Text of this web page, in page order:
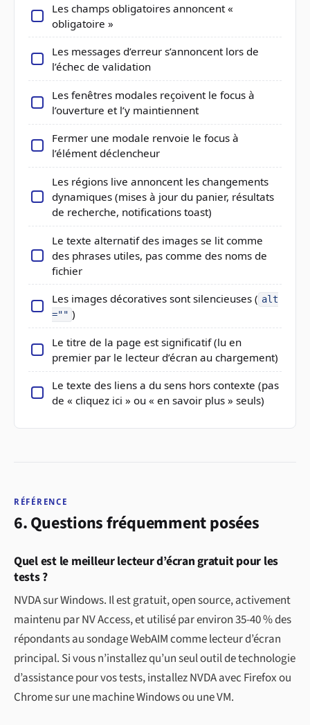
Les champs obligatoires annoncent «
obligatoire »
Les messages d’erreur s’annoncent lors de
l’échec de validation
Les fenêtres modales reçoivent le focus à
l’ouverture et l’y maintiennent
Fermer une modale renvoie le focus à
l’élément déclencheur
Les régions live annoncent les changements
dynamiques (mises à jour du panier, résultats
de recherche, notifications toast)
Le texte alternatif des images se lit comme
des phrases utiles, pas comme des noms de
fichier
Les images décoratives sont silencieuses ( alt
="" )
Le titre de la page est significatif (lu en
premier par le lecteur d’écran au chargement)
Le texte des liens a du sens hors contexte (pas
de « cliquez ici » ou « en savoir plus » seuls)
RÉFÉRENCE
6. Questions fréquemment posées
Quel est le meilleur lecteur d’écran gratuit pour les
tests ?
NVDA sur Windows. Il est gratuit, open source, activement
maintenu par NV Access, et utilisé par environ 35-40 % des
répondants au sondage WebAIM comme lecteur d’écran
principal. Si vous n’installez qu’un seul outil de technologie
d’assistance pour vos tests, installez NVDA avec Firefox ou
Chrome sur une machine Windows ou une VM.